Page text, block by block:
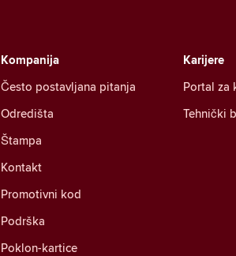
Karijere
Portal za
Tehnički
Kompanija
Često postavljana pitanja
Odredišta
Štampa
Kontakt
Promotivni kod
Podrška
Poklon-kartice